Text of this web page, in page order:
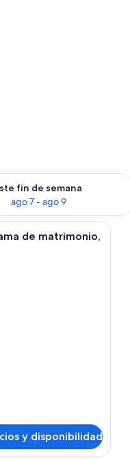
8
fin de semana
ago 7 - ago 9
para este
verde.
estándar doble, 1 cama
de matrimonio,
y disponibilidad